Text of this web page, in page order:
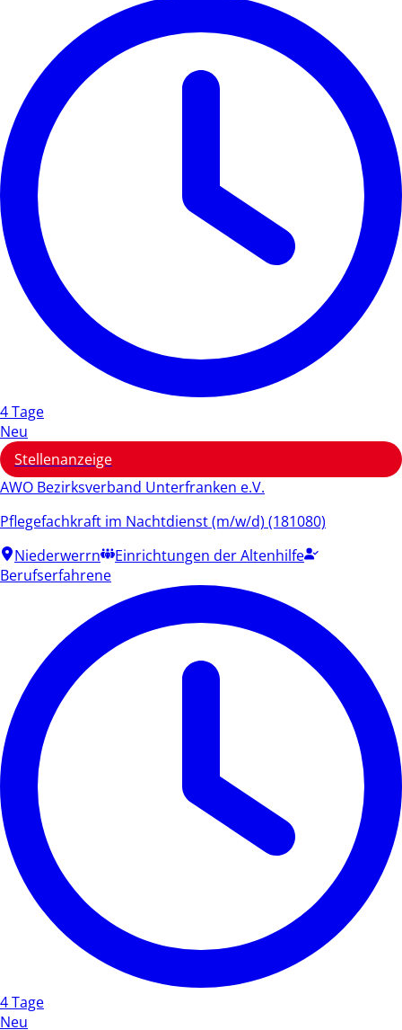
4 Tage
Neu
Stellenanzeige
AWO Bezirksverband Unterfranken e.V.
Pflegefachkraft im Nachtdienst (m/w/d) (181080)
Niederwerrn
Einrichtungen der Altenhilfe
Berufserfahrene
4 Tage
Neu